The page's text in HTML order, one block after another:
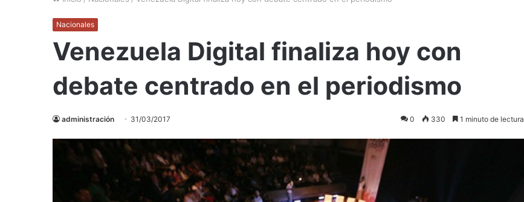
Nacionales
Venezuela Digital finaliza hoy con
debate centrado en el periodismo
administración 31/03/2017 0 330 1 minuto de lectura